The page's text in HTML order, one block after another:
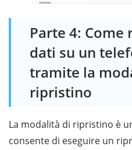
Parte 4: Come
dati su un
tramite la
ripristino
La modalità di ripristino è
consente di eseguire un